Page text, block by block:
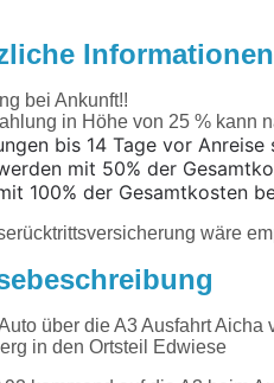
Informationen
bei Ankunft!!
in Höhe von 25 % kann
bis 14 Tage vor
mit 50% der
100% der Gesamtkosten
wäre
über die A3 Ausfahrt
in den Ortsteil Edwiese